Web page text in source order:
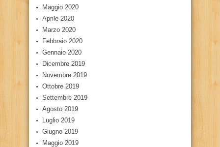
Maggio 2020
Aprile 2020
Marzo 2020
Febbraio 2020
Gennaio 2020
Dicembre 2019
Novembre 2019
Ottobre 2019
Settembre 2019
Agosto 2019
Luglio 2019
Giugno 2019
Maggio 2019